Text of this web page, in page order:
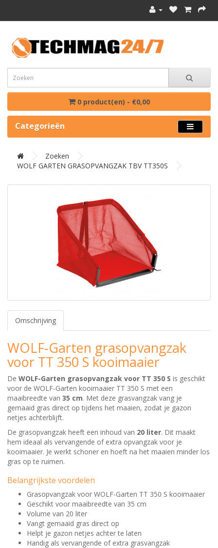
0 product(en) - €0,00
Categorieën
Zoeken
WOLF GARTEN GRASOPVANGZAK TBV TT350S
Omschrijving
WOLF-Garten grasopvangzak
voor TT 350 S kooimaaier
De WOLF-Garten grasopvangzak voor TT 350 S is geschikt
voor de WOLF-Garten kooimaaier TT 350 S met een
maaibreedte van 35 cm. Met deze grasvangzak vang je
gemaaid gras direct op tijdens het maaien, zodat je gazon
netjes achterblijft.
De grasopvangzak heeft een inhoud van 20 liter. Dit maakt
hem ideaal als vervangende of extra opvangzak voor je
kooimaaier. Je werkt schoner en hoeft na het maaien minder los
gras op te ruimen.
Belangrijkste voordelen
Grasopvangzak voor WOLF-Garten TT 350 S kooimaaier
Geschikt voor maaibreedte van 35 cm
Volume van 20 liter
Vangt gemaaid gras direct op
Helpt je gazon netjes achter te laten
Handig als vervangende of extra grasvangzak